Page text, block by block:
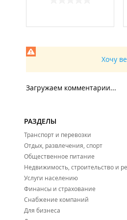
Хочу
Загружаем комментарии...
РАЗДЕЛЫ
Транспорт и перевозки
Отдых, развлечения, спорт
Общественное питание
Недвижимость, строительство и
Услуги населению
Финансы и страхование
Снабжение компаний
Для бизнеса